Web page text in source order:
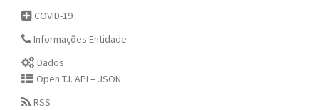
COVID-19
Informações Entidade
Dados
Open T.I. API – JSON
RSS